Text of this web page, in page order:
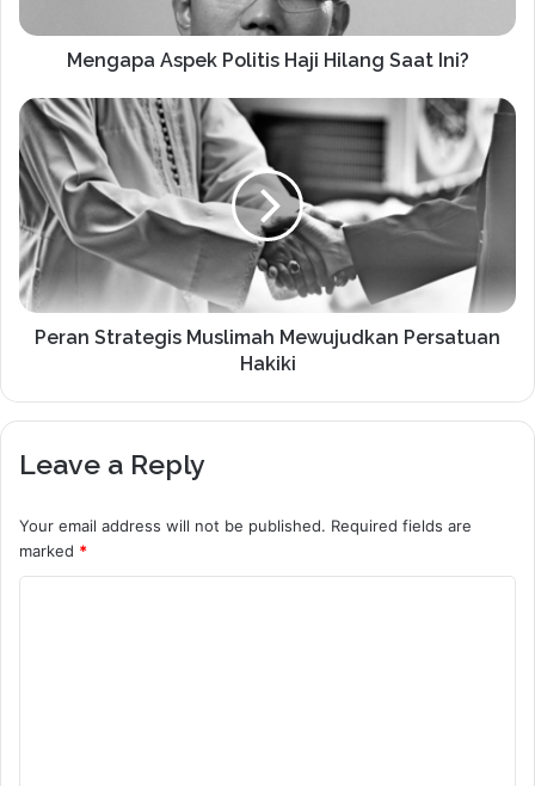
Mengapa Aspek Politis Haji Hilang Saat Ini?
Peran Strategis Muslimah Mewujudkan Persatuan
Hakiki
Leave a Reply
Your email address will not be published. Required fields are
marked *